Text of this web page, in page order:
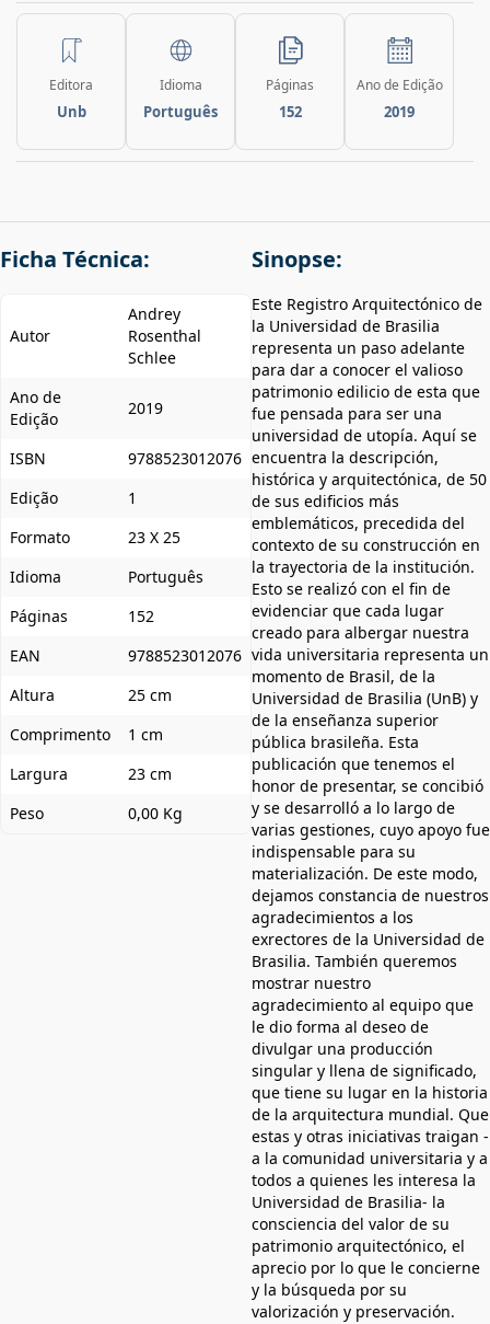
Editora
Unb
Idioma
Português
Páginas
152
Ano de Edição
2019
Ficha Técnica:
Autor
Andrey
Rosenthal
Schlee
Ano de
Edição
2019
ISBN
9788523012076
Edição
1
Formato
23 X 25
Idioma
Português
Páginas
152
EAN
9788523012076
Altura
25 cm
Comprimento
1 cm
Largura
23 cm
Peso
0,00 Kg
Sinopse:
Este Registro Arquitectónico de
la Universidad de Brasilia
representa un paso adelante
para dar a conocer el valioso
patrimonio edilicio de esta que
fue pensada para ser una
universidad de utopía. Aquí se
encuentra la descripción,
histórica y arquitectónica, de 50
de sus edificios más
emblemáticos, precedida del
contexto de su construcción en
la trayectoria de la institución.
Esto se realizó con el fin de
evidenciar que cada lugar
creado para albergar nuestra
vida universitaria representa un
momento de Brasil, de la
Universidad de Brasilia (UnB) y
de la enseñanza superior
pública brasileña. Esta
publicación que tenemos el
honor de presentar, se concibió
y se desarrolló a lo largo de
varias gestiones, cuyo apoyo fue
indispensable para su
materialización. De este modo,
dejamos constancia de nuestros
agradecimientos a los
exrectores de la Universidad de
Brasilia. También queremos
mostrar nuestro
agradecimiento al equipo que
le dio forma al deseo de
divulgar una producción
singular y llena de significado,
que tiene su lugar en la historia
de la arquitectura mundial. Que
estas y otras iniciativas traigan -
a la comunidad universitaria y a
todos a quienes les interesa la
Universidad de Brasilia- la
consciencia del valor de su
patrimonio arquitectónico, el
aprecio por lo que le concierne
y la búsqueda por su
valorización y preservación.